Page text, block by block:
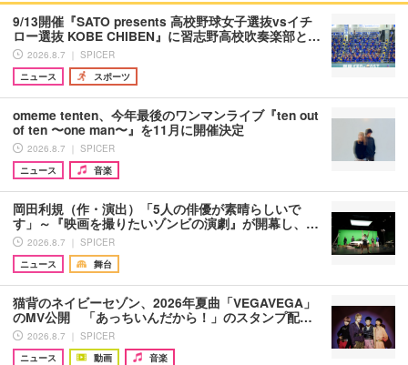
9/13開催『SATO presents 高校野球女子選抜vsイチ
ロー選抜 KOBE CHIBEN』に習志野高校吹奏楽部と…
2026.8.7 ｜ SPICER
ニュース
スポーツ
omeme tenten、今年最後のワンマンライブ『ten out
of ten 〜one man〜』を11月に開催決定
2026.8.7 ｜ SPICER
ニュース
音楽
岡田利規（作・演出）「5人の俳優が素晴らしいで
す」～『映画を撮りたいゾンビの演劇』が開幕し、…
2026.8.7 ｜ SPICER
ニュース
舞台
猫背のネイビーセゾン、2026年夏曲「VEGAVEGA」
のMV公開 「あっちいんだから！」のスタンプ配…
2026.8.7 ｜ SPICER
ニュース
動画 音楽